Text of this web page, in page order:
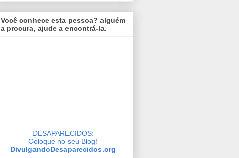
Você conhece esta pessoa? alguém
a procura, ajude a encontrá-la.
DESAPARECIDOS:
Coloque no seu Blog!
DivulgandoDesaparecidos.org